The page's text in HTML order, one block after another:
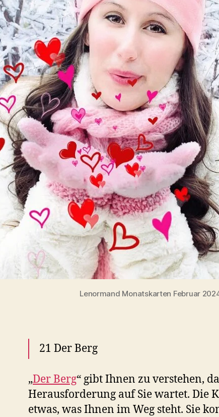
Lenormand Monatskarten Februar
21 Der Berg
„Der Berg“ gibt Ihnen zu verstehen,
Herausforderung auf Sie wartet. Die
etwas, was Ihnen im Weg steht. Sie